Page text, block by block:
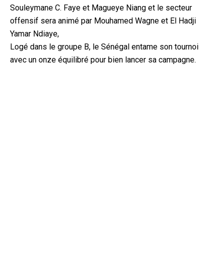
Souleymane C. Faye et Magueye Niang et le secteur
offensif sera animé par Mouhamed Wagne et El Hadji
Yamar Ndiaye,
Logé dans le groupe B, le Sénégal entame son tournoi
avec un onze équilibré pour bien lancer sa campagne.